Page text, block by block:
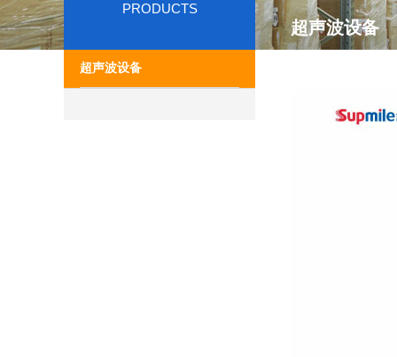
PRODUCTS
超声波设备
超声波设备